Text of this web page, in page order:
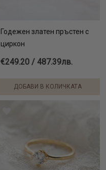
Годежен златен пръстен с
циркон
€249.20 / 487.39лв.
ДОБАВИ В КОЛИЧКАТА